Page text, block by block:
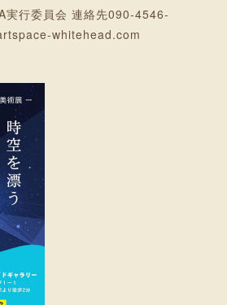
実行委員会 連絡先090-4546-
whitehead.com